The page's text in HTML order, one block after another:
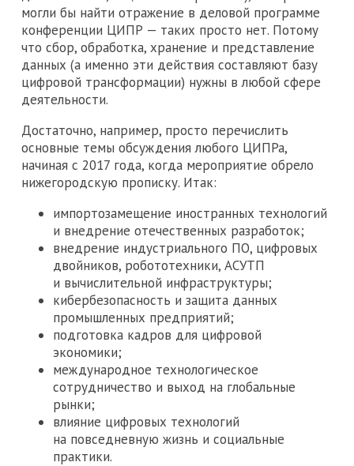
могли бы найти отражение в деловой программе
конференции ЦИПР — таких просто нет. Потому
что сбор, обработка, хранение и представление
данных (а именно эти действия составляют базу
цифровой трансформации) нужны в любой сфере
деятельности.
Достаточно, например, просто перечислить
основные темы обсуждения любого ЦИПРа,
начиная с 2017 года, когда мероприятие обрело
нижегородскую прописку. Итак:
импортозамещение иностранных технологий
и внедрение отечественных разработок;
внедрение индустриального ПО, цифровых
двойников, робототехники, АСУТП
и вычислительной инфраструктуры;
кибербезопасность и защита данных
промышленных предприятий;
подготовка кадров для цифровой
экономики;
международное технологическое
сотрудничество и выход на глобальные
рынки;
влияние цифровых технологий
на повседневную жизнь и социальные
практики.